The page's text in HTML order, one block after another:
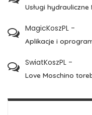
Usługi hydrauliczne
MagicKoszPL -
Aplikacje i
SwiatKoszPL -
Love Moschino